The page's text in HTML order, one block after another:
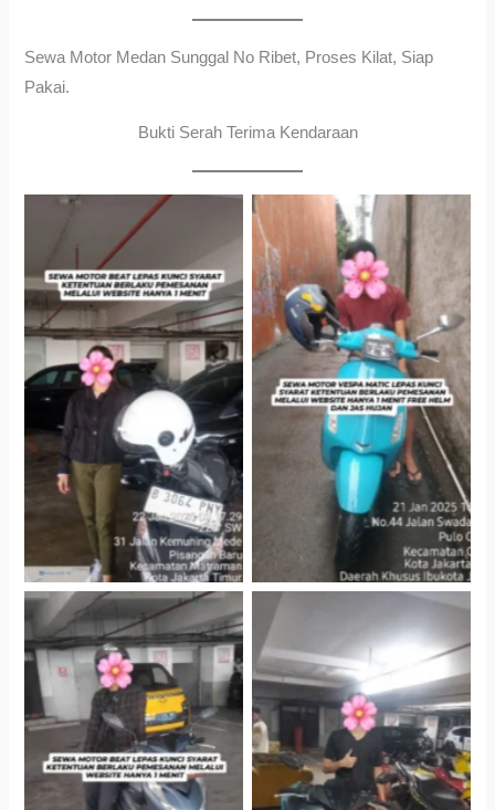
Sewa Motor Medan Sunggal No Ribet, Proses Kilat, Siap
Pakai.
Bukti Serah Terima Kendaraan
Cityplaza Jatinegara
Gedung Parkir P6A
Antar Jemput Kendaraan
Cityplaza Jatinegara
Gedung Parkir P6A
Cityplaza Jatinegara
Gedung Parkir P6A